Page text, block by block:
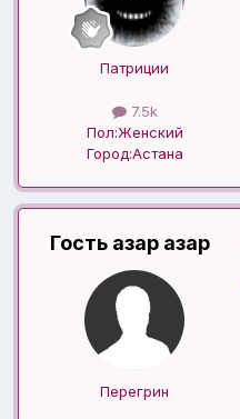
Патриции
7.5k
Пол:Женский
Город:Астана
Гость азар азар
Перегрин